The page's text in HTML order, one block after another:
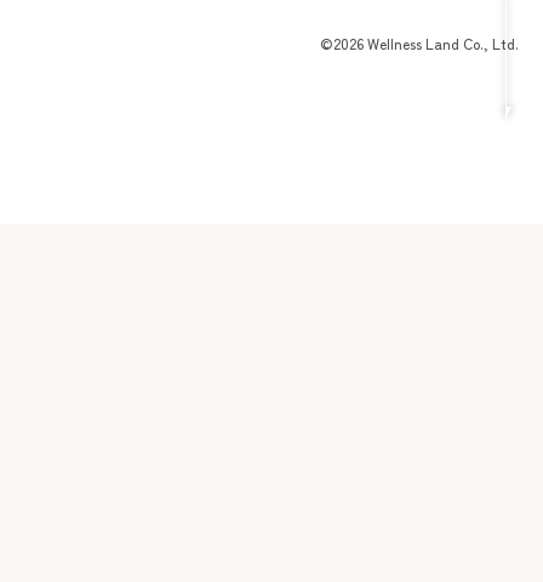
©2026 Wellness Land Co., Ltd.